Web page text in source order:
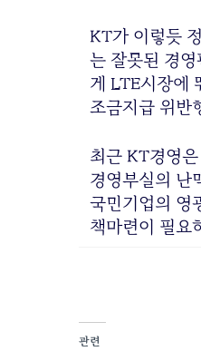
KT가 이렇듯
는 잘못된 경
게 LTE시장에
조금지급 위반
최근 KT경영
경영부실의 난
국민기업의 영
책마련이 필요
관련